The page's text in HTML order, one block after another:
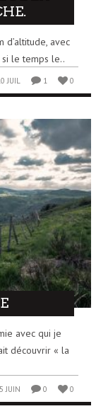
d’altitude, avec
le temps le..
JUIL 1 0
avec qui je
découvrir « la
5 JUIN 0 0